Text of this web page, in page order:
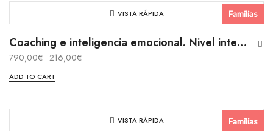
Familias
Presencial
VISTA RÁPIDA
Coaching e inteligencia emocional. Nivel intermedio
790,00€ 216,00€
ADD TO CART
Familias
VISTA RÁPIDA